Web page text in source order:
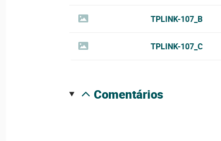
TPLINK-107_B
TPLINK-107_C
comentários